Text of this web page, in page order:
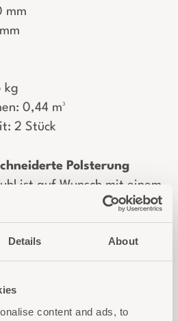
Details About
content and ads, to
mm
kg
0,44 m³
2 Stück
Polsterung
ist auf Wunsch mit einem
Bezug erhältlich.
aus zahlreichen Stoffen,
Materialien oder stellen
eigenen Bezugsstoff zur